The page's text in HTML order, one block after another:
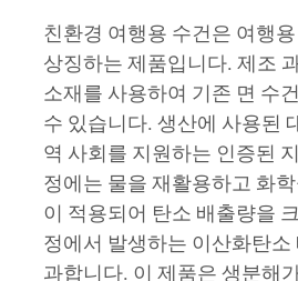
친환경 여행용 수건은 여행
상징하는 제품입니다. 제조
소재를 사용하여 기존 면 수
수 있습니다. 생산에 사용된
역 사회를 지원하는 인증된
정에는 물을 재활용하고 화
이 적용되어 탄소 배출량을
정에서 발생하는 이산화탄
과합니다. 이 제품은 생분해